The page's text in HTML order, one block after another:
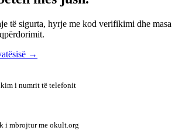
të sigurta, hyrje me kod verifikimi dhe masa
→
i numrit të telefonit
i mbrojtur me okult.org